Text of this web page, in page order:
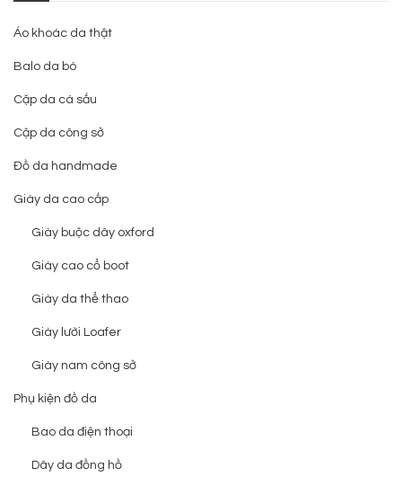
Áo khoác da thật
Balo da bò
Cặp da cá sấu
Cặp da công sở
Đồ da handmade
Giày da cao cấp
Giày buộc dây oxford
Giày cao cổ boot
Giày da thể thao
Giày lười Loafer
Giày nam công sở
Phụ kiện đồ da
Bao da điện thoại
Dây da đồng hồ